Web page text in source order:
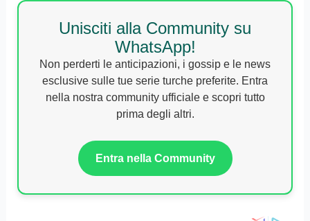
Unisciti alla Community su
WhatsApp!
Non perderti le anticipazioni, i gossip e le news
esclusive sulle tue serie turche preferite. Entra
nella nostra community ufficiale e scopri tutto
prima degli altri.
Entra nella Community